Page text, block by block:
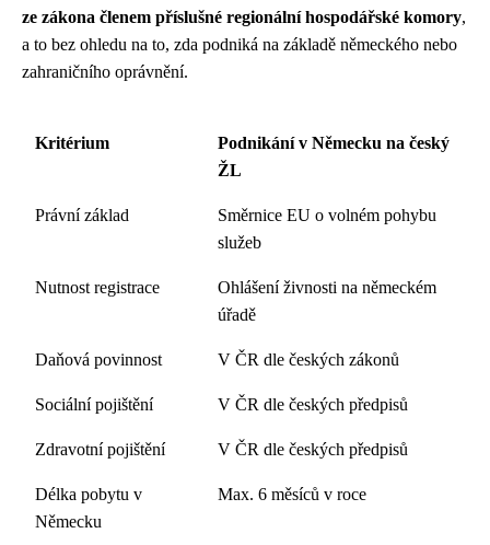
ze zákona členem příslušné regionální hospodářské komory,
a to bez ohledu na to, zda podniká na základě německého nebo
zahraničního oprávnění.
Kritérium
Podnikání v Německu na český
ŽL
Právní základ
Směrnice EU o volném pohybu
služeb
Nutnost registrace
Ohlášení živnosti na německém
úřadě
Daňová povinnost V ČR dle českých zákonů
Sociální pojištění V ČR dle českých předpisů
Zdravotní pojištění V ČR dle českých předpisů
Délka pobytu v
Německu
Max. 6 měsíců v roce